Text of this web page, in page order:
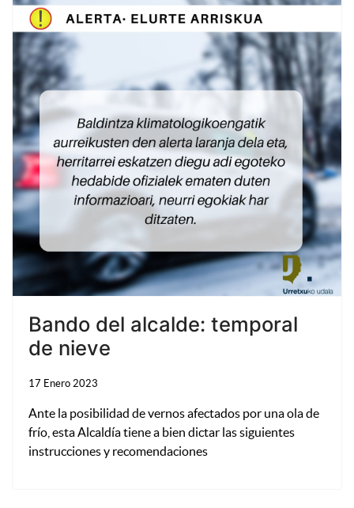
Bando del alcalde: temporal
de nieve
17 Enero 2023
Ante la posibilidad de vernos afectados por una ola de
frío, esta Alcaldía tiene a bien dictar las siguientes
instrucciones y recomendaciones